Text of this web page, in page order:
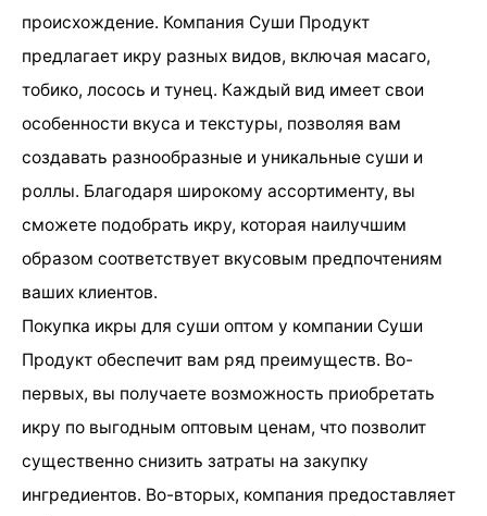
происхождение. Компания Суши Продукт
предлагает икру разных видов, включая масаго,
тобико, лосось и тунец. Каждый вид имеет свои
особенности вкуса и текстуры, позволяя вам
создавать разнообразные и уникальные суши и
роллы. Благодаря широкому ассортименту, вы
сможете подобрать икру, которая наилучшим
образом соответствует вкусовым предпочтениям
ваших клиентов.
Покупка икры для суши оптом у компании Суши
Продукт обеспечит вам ряд преимуществ. Во-
первых, вы получаете возможность приобретать
икру по выгодным оптовым ценам, что позволит
существенно снизить затраты на закупку
ингредиентов. Во-вторых, компания предоставляет